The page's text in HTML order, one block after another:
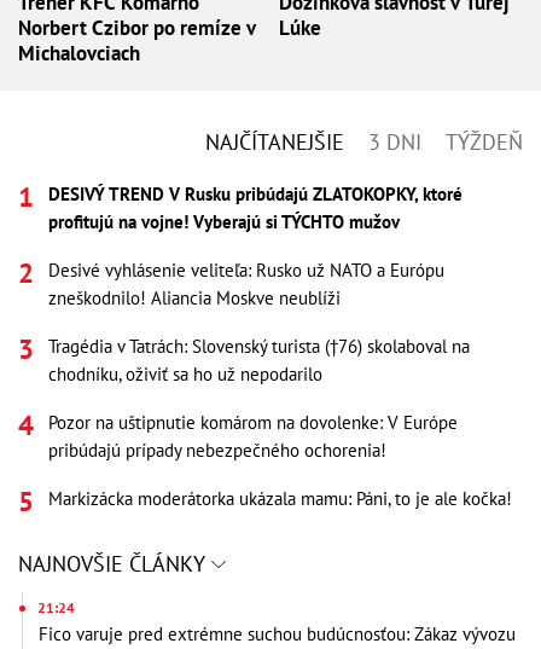
Norbert Czibor po remíze v
Michalovciach
Lúke
NAJČÍTANEJŠIE 3 DNI TÝŽDEŇ
DESIVÝ TREND V Rusku pribúdajú ZLATOKOPKY, ktoré
profitujú na vojne! Vyberajú si TÝCHTO mužov
Desivé vyhlásenie veliteľa: Rusko už NATO a Európu
zneškodnilo! Aliancia Moskve neublíži
Tragédia v Tatrách: Slovenský turista (†76) skolaboval na
chodníku, oživiť sa ho už nepodarilo
Pozor na uštipnutie komárom na dovolenke: V Európe
pribúdajú prípady nebezpečného ochorenia!
Markizácka moderátorka ukázala mamu: Páni, to je ale kočka!
NAJNOVŠIE ČLÁNKY
21:24
Fico varuje pred extrémne suchou budúcnosťou: Zákaz vývozu